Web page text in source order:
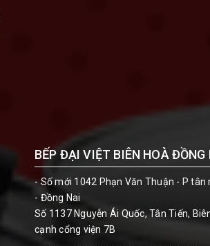
BẾP ĐẠI VIỆT BIÊN HOÀ ĐỒNG
- Số mới 1042 Phạn Văn Thuận - P tân
- Đồng Nai
Số 1137 Nguyễn Ái Quốc, Tân Tiến,
cạnh cổng viện 7B